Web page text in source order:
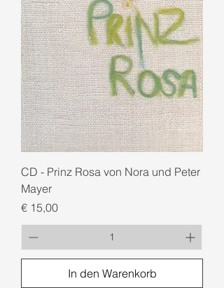
CD - Prinz Rosa von Nora und Peter
Mayer
Preis
€ 15,00
In den Warenkorb